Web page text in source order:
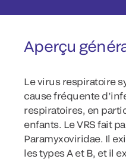
Aperçu
Le virus respiratoire
cause fréquente
respiratoires, en
enfants. Le VRS fait
Paramyxoviridae. Il
les types A et B, et il